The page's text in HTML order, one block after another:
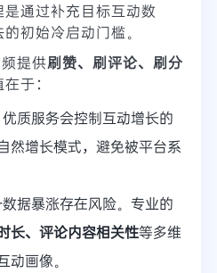
是通过补充目标互动数
初始冷启动门槛。
提供刷赞、刷评论、刷分
于：
优质服务会控制互动增长的
然增长模式，避免被平台系
据暴涨存在风险。专业的
长、评论内容相关性等多维
画像。